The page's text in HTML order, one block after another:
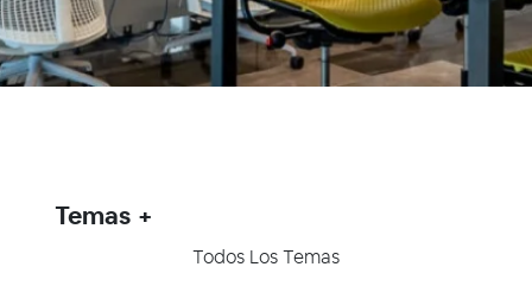
Temas
Todos Los Temas